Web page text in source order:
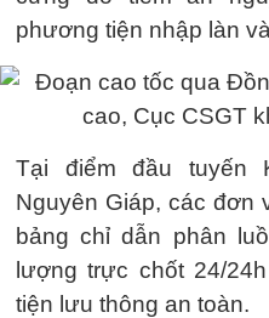
phương tiện nhập làn
Tại điểm đầu tuyến
Nguyên Giáp, các đơn
bảng chỉ dẫn phân
lượng trực chốt 24/
tiện lưu thông an toàn.